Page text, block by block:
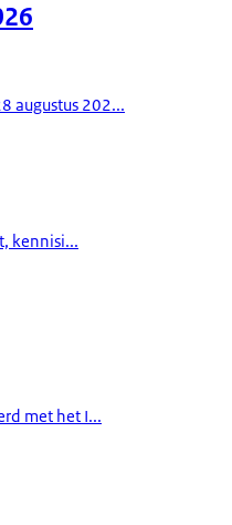
augustus 202...
kennisi...
met het I...